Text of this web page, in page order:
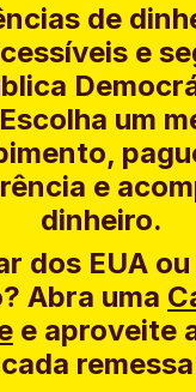
de
e
um
e
dinheiro.
dos EUA
Abra uma
e aproveite
cada